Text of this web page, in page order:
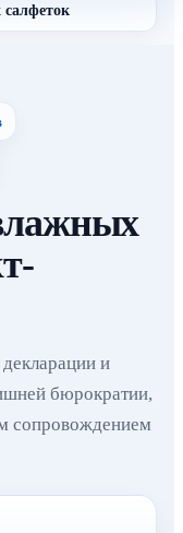
и
бюрократии,
сопровождением